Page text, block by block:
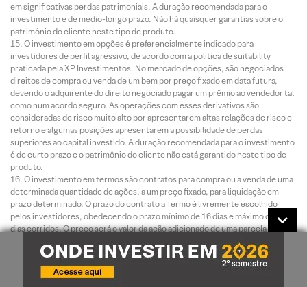
em significativas perdas patrimoniais. A duração recomendada para o
investimento é de médio-longo prazo. Não há quaisquer garantias sobre o
patrimônio do cliente neste tipo de produto.
O investimento em opções é preferencialmente indicado para
investidores de perfil agressivo, de acordo com a política de suitability
praticada pela XP Investimentos. No mercado de opções, são negociados
direitos de compra ou venda de um bem por preço fixado em data futura,
devendo o adquirente do direito negociado pagar um prêmio ao vendedor tal
como num acordo seguro. As operações com esses derivativos são
consideradas de risco muito alto por apresentarem altas relações de risco e
retorno e algumas posições apresentarem a possibilidade de perdas
superiores ao capital investido. A duração recomendada para o investimento
é de curto prazo e o patrimônio do cliente não está garantido neste tipo de
produto.
O investimento em termos são contratos para compra ou a venda de uma
determinada quantidade de ações, a um preço fixado, para liquidação em
prazo determinado. O prazo do contrato a Termo é livremente escolhido
pelos investidores, obedecendo o prazo mínimo de 16 dias e máximo de 999
dias corridos. O preço será o valor da ação adicionado de uma parcela
correspondente aos juros – que são fixados livremente em mercado, em
função do prazo do contrato. Toda transação a termo requer um depósito de
garantia. Essas garantias são prestadas em duas formas: cobertura ou
margem.